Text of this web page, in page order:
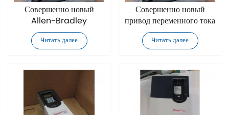
Совершенно новый
Allen-Bradley
20F14NC140JA0NNNNN
привод переменного тока
Читать далее
Совершенно новый
привод переменного тока
Allen-Bradley
20F14NC140JN0NNNNN
Читать далее